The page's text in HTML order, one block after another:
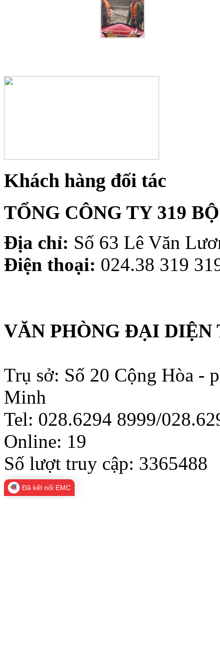
Khách hàng đối tác
TỔNG CÔNG TY 319
Địa chỉ: Số 63 Lê Văn
Điện thoại: 024.38 319
VĂN PHÒNG ĐẠI
Trụ sở: Số 20 Cộng Hòa -
Minh
Tel: 028.6294 8999/
Online: 19
Số lượt truy cập: 3365488
Đã kết nối EMC